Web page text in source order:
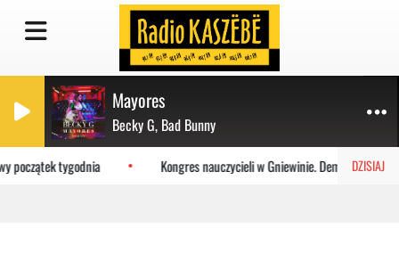
Mayores
Becky G, Bad Bunny
DZISIAJ
początek tygodnia Kongres nauczycieli w Gniewinie. Demokracja i